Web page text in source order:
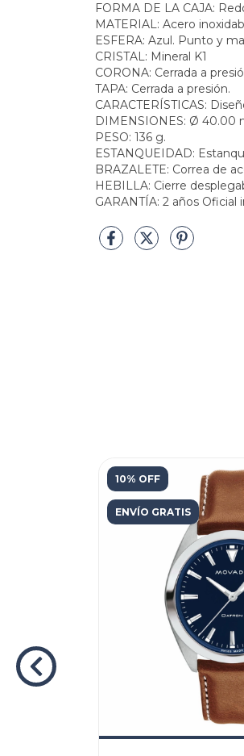
FORMA DE LA CAJA:
MATERIAL: Acero
ESFERA: Azul. Punto y
CRISTAL: Mineral K1
CORONA: Cerrada a
TAPA: Cerrada a presión.
CARACTERÍSTICAS:
DIMENSIONES: Ø 40.00
PESO: 136 g.
ESTANQUEIDAD:
BRAZALETE: Correa de
HEBILLA: Cierre
GARANTÍA: 2 años Oficial
10% OFF
ENVÍO GRATIS